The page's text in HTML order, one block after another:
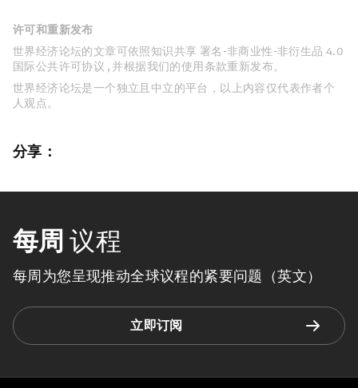
许可和重新发布
世界经济论坛的文章可依照知识共享 署名-非商业性-非衍生品 4.0
国际公共许可协议 , 并根据我们的使用条款重新发布。
世界经济论坛是一个独立且中立的平台，以上内容仅代表作者个
人观点。
分享：
每周 议程
每周为您呈现推动全球议程的紧要问题（英文）
立即订阅